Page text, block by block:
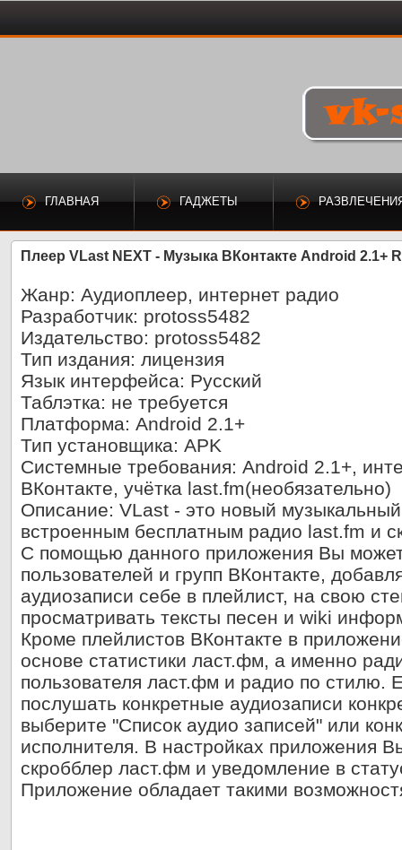
ГЛАВНАЯ ГАДЖЕТЫ
Плеер VLast NEXT - Музыка ВКонтакте Android 2.1+
Жанр: Аудиоплеер, интернет радио
Разработчик: protoss5482
Издательство: protoss5482
Тип издания: лицензия
Язык интерфейса: Русский
Таблэтка: не требуется
Платформа: Android 2.1+
Тип установщика: APK
Системные требования: Android 2.1+,
ВКонтакте, учётка last.fm(необязательно)
Описание: VLast - это новый
встроенным бесплатным радио last.fm и
С помощью данного приложения Вы
пользователей и групп ВКонтакте,
аудиозаписи себе в плейлист, на свою
просматривать тексты песен и wiki
Кроме плейлистов ВКонтакте в
основе статистики ласт.фм, а именно
пользователя ласт.фм и радио по стилю.
послушать конкретные аудиозаписи
выберите "Список аудио записей" или
исполнителя. В настройках приложения
скробблер ласт.фм и уведомление в
Приложение обладает такими